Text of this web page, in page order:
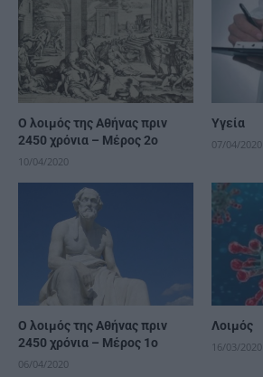
Ο λοιμός της Αθήνας πριν
2450 χρόνια – Μέρος 2ο
10/04/2020
Υγεία
07/04/2020
Ο λοιμός της Αθήνας πριν
2450 χρόνια – Μέρος 1ο
06/04/2020
Λοιμός
16/03/2020